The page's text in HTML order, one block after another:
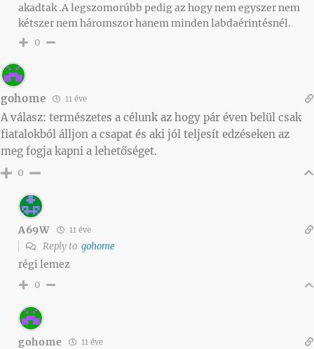
akadtak .A legszomorúbb pedig az hogy nem egyszer nem
kétszer nem háromszor hanem minden labdaérintésnél.
0
gohome 11 éve
A válasz: természetes a célunk az hogy pár éven belül csak
fiatalokból álljon a csapat és aki jól teljesít edzéseken az
meg fogja kapni a lehetőséget.
0
A69W 11 éve
Reply to gohome
régi lemez
0
gohome 11 éve